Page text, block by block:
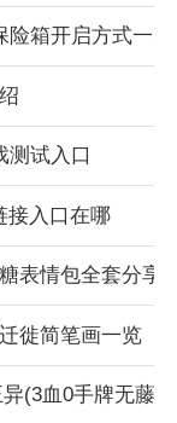
步熟悉游戏操
利用道具来解开
形和障碍物来
能力和反应速
箱开启方式一览
测试入口
接入口在哪
表情包全套分享
徙简笔画一览
(3血0手牌无藤